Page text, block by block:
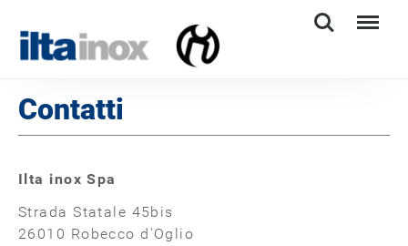
Search Menu
Contatti
Ilta inox Spa
Strada Statale 45bis
26010 Robecco d'Oglio